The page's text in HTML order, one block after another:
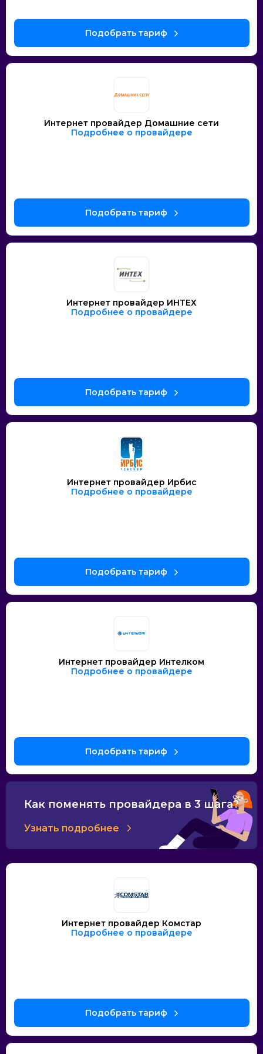
Интернет провайдер Домашние сети
Подробнее о провайдере
Интернет провайдер ИНТЕХ
Подробнее о провайдере
Интернет провайдер Ирбис
Подробнее о провайдере
Интернет провайдер Интелком
Подробнее о провайдере
Как поменять провайдера в 3 шага?
Узнать подробнее
Интернет провайдер Комстар
Подробнее о провайдере